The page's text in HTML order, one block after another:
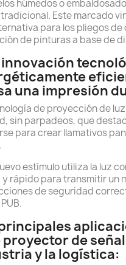
húmedos o
Este marcado
para los pliegos
de pinturas a base de
innovación
una impresión
de proyección de
sin parpadeos, que
para crear llamativos
estímulo utiliza la luz
rápido para transmitir un
de seguridad
proyector de
y la logística: